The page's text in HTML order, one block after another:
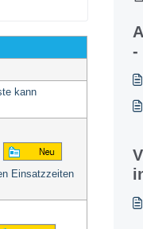
kann
Einsatzzeiten
-